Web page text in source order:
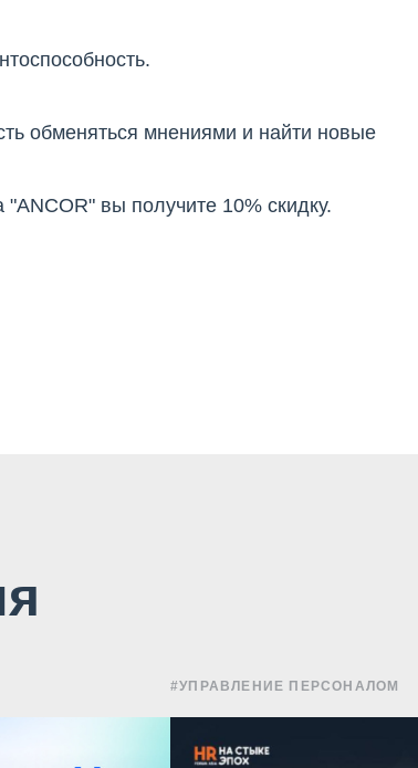
обменяться мнениями и найти новые
вы получите 10% скидку.
#УПРАВЛЕНИЕ ПЕРСОНАЛОМ